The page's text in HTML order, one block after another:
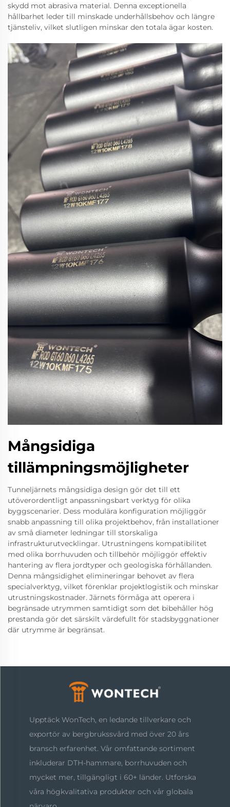
skydd mot abrasiva material. Denna exceptionella
hållbarhet leder till minskade underhållsbehov och längre
tjänsteliv, vilket slutligen minskar den totala ägar kosten.
Mångsidiga
tillämpningsmöjligheter
Tunneljärnets mångsidiga design gör det till ett
utöverordentligt anpassningsbart verktyg för olika
byggscenarier. Dess modulära konfiguration möjliggör
snabb anpassning till olika projektbehov, från installationer
av små diameter ledningar till storskaliga
infrastrukturutvecklingar. Utrustningens kompatibilitet
med olika borrhuvuden och tillbehör möjliggör effektiv
hantering av flera jordtyper och geologiska förhållanden.
Denna mångsidighet elimineringar behovet av flera
specialverktyg, vilket förenklar projektlogistik och minskar
utrustningskostnader. Järnets förmåga att operera i
begränsade utrymmen samtidigt som det bibehåller hög
prestanda gör det särskilt värdefullt för stadsbyggnationer
där utrymme är begränsat.
Upptäck WonTech, en ledande tillverkare och
exportör av bergbrukssvård med över 20 års
bransch erfarenhet. Vår omfattande sortiment
inkluderar DTH-hammare, borrhuvuden och
mycket mer, tillgängligt i 60+ länder. Utforska
våra högkvalitativa produkter och vår globala